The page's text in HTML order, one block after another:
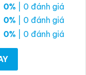
0% | 0 đánh giá
0% | 0 đánh giá
0% | 0 đánh giá